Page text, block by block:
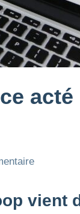
acté
vient